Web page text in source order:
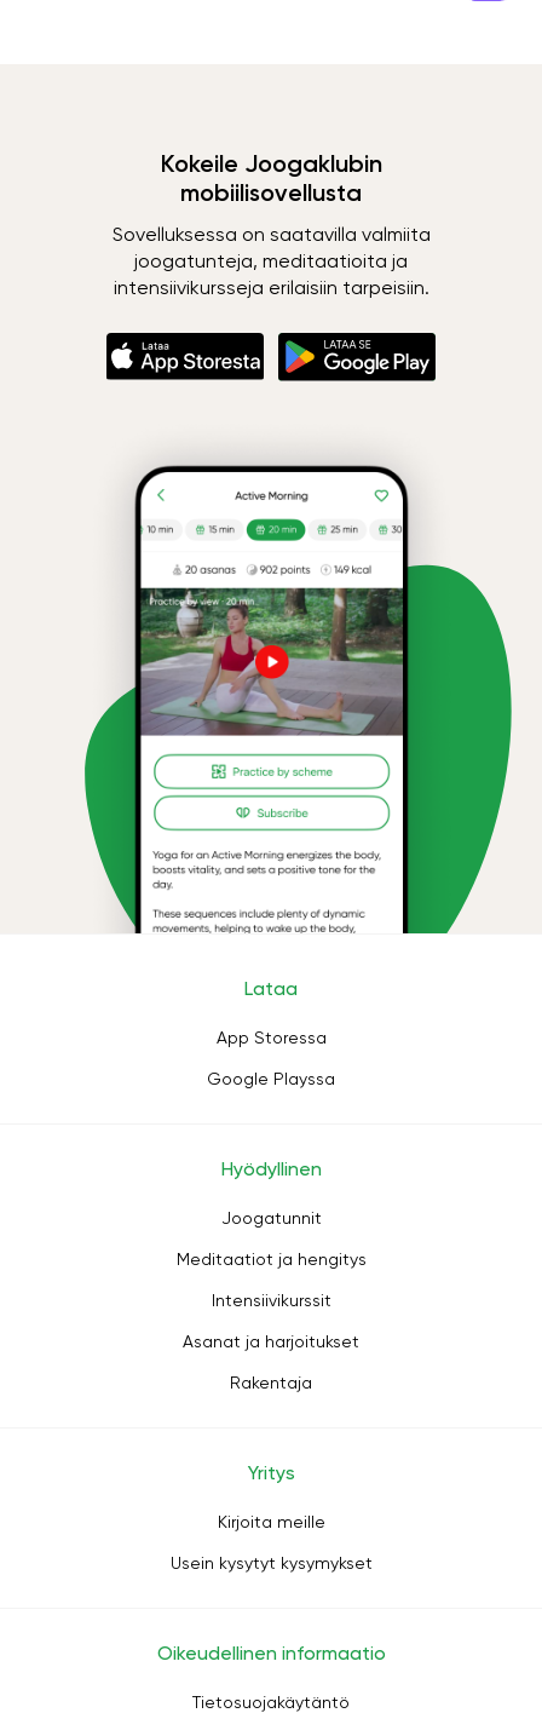
Kokeile Joogaklubin
mobiilisovellusta
Sovelluksessa on saatavilla valmiita
joogatunteja, meditaatioita ja
intensiivikursseja erilaisiin tarpeisiin.
Lataa
App Storessa
Google Playssa
Hyödyllinen
Joogatunnit
Meditaatiot ja hengitys
Intensiivikurssit
Asanat ja harjoitukset
Rakentaja
Yritys
Kirjoita meille
Usein kysytyt kysymykset
Oikeudellinen informaatio
Tietosuojakäytäntö